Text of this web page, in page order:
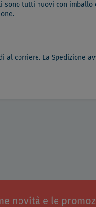
sono tutti nuovi con imballo
al corriere. La Spedizione
novità e le